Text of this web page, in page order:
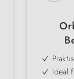
von
Ideal